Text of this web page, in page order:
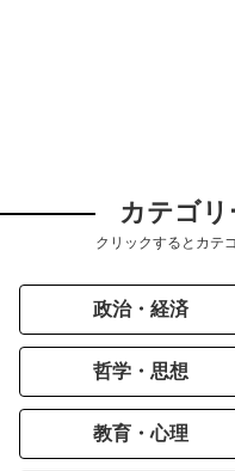
カテゴリ
クリックするとカテ
政治・経済
哲学・思想
教育・心理